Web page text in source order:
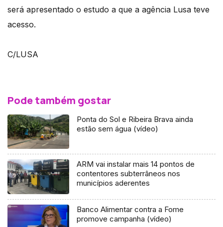
será apresentado o estudo a que a agência Lusa teve
acesso.
C/LUSA
Pode também gostar
Ponta do Sol e Ribeira Brava ainda
estão sem água (vídeo)
ARM vai instalar mais 14 pontos de
contentores subterrâneos nos
municípios aderentes
Banco Alimentar contra a Fome
promove campanha (vídeo)